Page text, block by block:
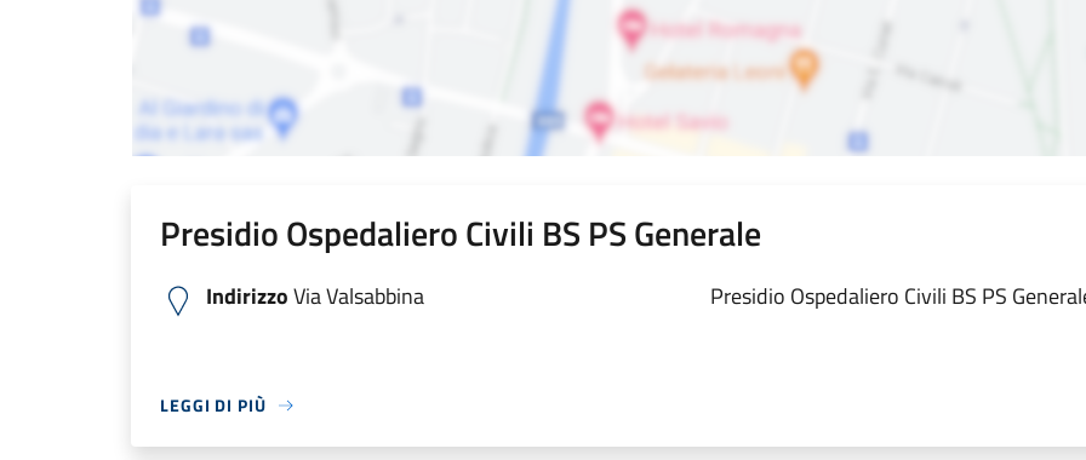
Presidio Ospedaliero Civili BS PS Generale
IndirizzoVia Valsabbina Presidio Ospedaliero Civili BS PS
LEGGI DI PIÙ